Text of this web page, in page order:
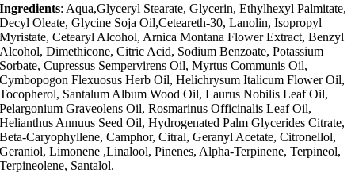
Ingredients: Aqua,Glyceryl Stearate, Glycerin, Ethylhexyl Palmitate,
Decyl Oleate, Glycine Soja Oil,Ceteareth-30, Lanolin, Isopropyl
Myristate, Cetearyl Alcohol, Arnica Montana Flower Extract, Benzyl
Alcohol, Dimethicone, Citric Acid, Sodium Benzoate, Potassium
Sorbate, Cupressus Sempervirens Oil, Myrtus Communis Oil,
Cymbopogon Flexuosus Herb Oil, Helichrysum Italicum Flower Oil,
Tocopherol, Santalum Album Wood Oil, Laurus Nobilis Leaf Oil,
Pelargonium Graveolens Oil, Rosmarinus Officinalis Leaf Oil,
Helianthus Annuus Seed Oil, Hydrogenated Palm Glycerides Citrate,
Beta-Caryophyllene, Camphor, Citral, Geranyl Acetate, Citronellol,
Geraniol, Limonene ,Linalool, Pinenes, Alpha-Terpinene, Terpineol,
Terpineolene, Santalol.